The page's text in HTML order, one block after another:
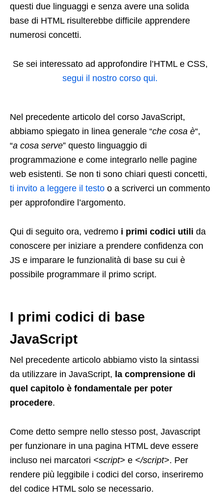
questi due linguaggi e senza avere una solida
base di HTML risulterebbe difficile apprendere
numerosi concetti.
Se sei interessato ad approfondire l’HTML e CSS,
segui il nostro corso qui.
Nel precedente articolo del corso JavaScript,
abbiamo spiegato in linea generale “che cosa è“,
“a cosa serve” questo linguaggio di
programmazione e come integrarlo nelle pagine
web esistenti. Se non ti sono chiari questi concetti,
ti invito a leggere il testo o a scriverci un commento
per approfondire l’argomento.
Qui di seguito ora, vedremo i primi codici utili da
conoscere per iniziare a prendere confidenza con
JS e imparare le funzionalità di base su cui è
possibile programmare il primo script.
I primi codici di base
JavaScript
Nel precedente articolo abbiamo visto la sintassi
da utilizzare in JavaScript, la comprensione di
quel capitolo è fondamentale per poter
procedere.
Come detto sempre nello stesso post, Javascript
per funzionare in una pagina HTML deve essere
incluso nei marcatori <script> e </script>. Per
rendere più leggibile i codici del corso, inseriremo
del codice HTML solo se necessario.